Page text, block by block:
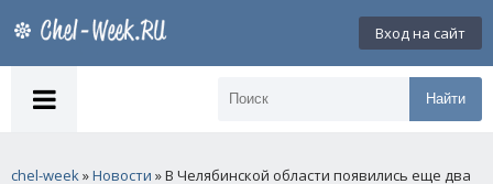
Вход на сайт
Найти
chel-week»Новости » В Челябинской области появились еще два